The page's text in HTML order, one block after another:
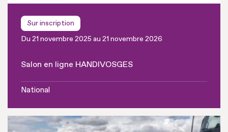
Sur inscription
Du 21 novembre 2025 au 21 novembre 2026
Salon en ligne HANDIVOSGES
National